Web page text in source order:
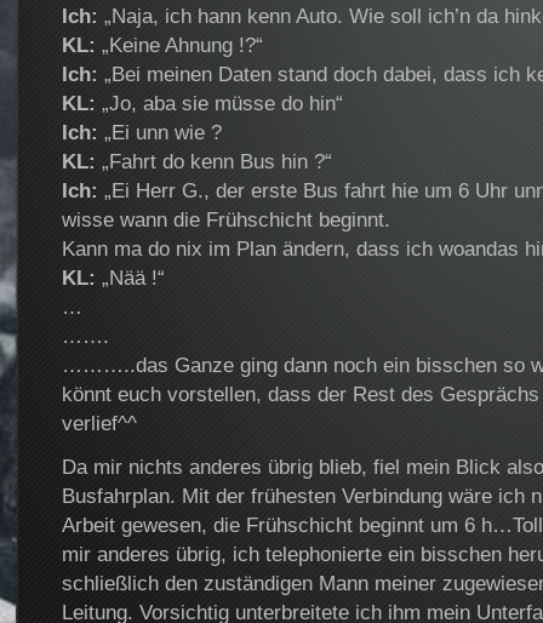
Ich: „Naja, ich hann kenn Auto. Wie soll ich’n da
KL: „Keine Ahnung !?“
Ich: „Bei meinen Daten stand doch dabei, dass ich
KL: „Jo, aba sie müsse do hin“
Ich: „Ei unn wie ?
KL: „Fahrt do kenn Bus hin ?“
Ich: „Ei Herr G., der erste Bus fahrt hie um 6 Uhr
wisse wann die Frühschicht beginnt.
Kann ma do nix im Plan ändern, dass ich woandas
KL: „Nää !“
…
…….
………..das Ganze ging dann noch ein bisschen so
könnt euch vorstellen, dass der Rest des
verlief^^
Da mir nichts anderes übrig blieb, fiel mein Blick
Busfahrplan. Mit der frühesten Verbindung wäre ich
Arbeit gewesen, die Frühschicht beginnt um 6
mir anderes übrig, ich telephonierte ein bisschen
schließlich den zuständigen Mann meiner
Leitung. Vorsichtig unterbreitete ich ihm mein